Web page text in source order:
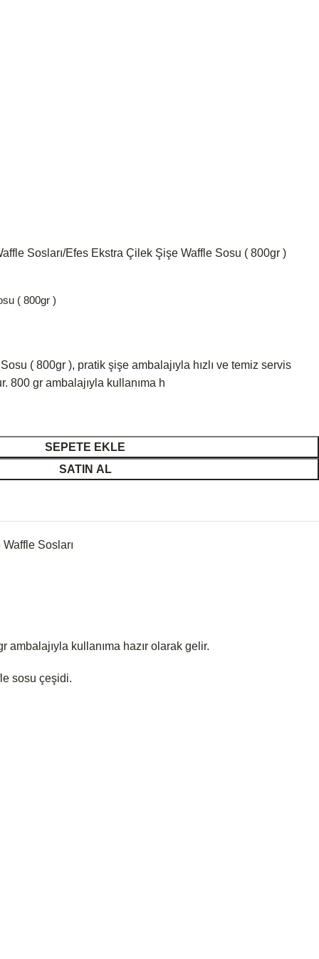
Sosları Efes Ekstra Çilek Şişe Waffle Sosu ( 800gr )
( 800gr )
( 800gr ), pratik şişe ambalajıyla hızlı ve temiz servis
800 gr ambalajıyla kullanıma h
SEPETE EKLE
SATIN AL
Sosları
ambalajıyla kullanıma hazır olarak gelir.
sosu çeşidi.